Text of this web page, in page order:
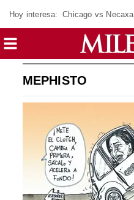
Hoy interesa: Chicago vs Necaxa
MEPHISTO